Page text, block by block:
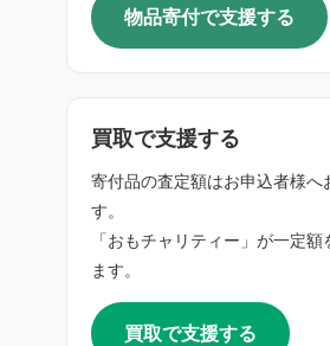
物品寄付で支援する
買取で支援する
寄付品の査定額はお申込者様へ
す。
「おもチャリティー」が一定額
ます。
買取で支援する